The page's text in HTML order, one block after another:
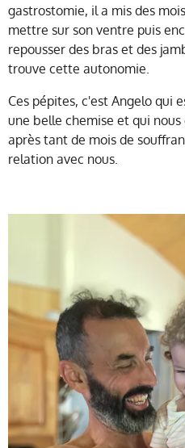
gastrostomie, il a mis des
mettre sur son ventre puis
repousser des bras et des
trouve cette autonomie.
Ces pépites, c'est Angelo qui
une belle chemise et qui
après tant de mois de
relation avec nous.